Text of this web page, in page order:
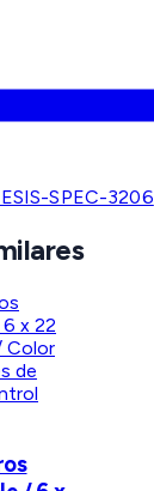
SPEC-3206